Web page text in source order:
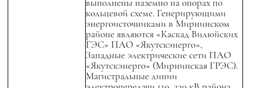
выполнены наземно на опорах по
кольцевой схеме. Генерирующими
энергоисточниками в Мирнинском
районе являются «Каскад Вилюйских
ГЭС» ПАО «Якутскэнерго»,
Западные электрические сети ПАО
«Якутскэнерго» (Мирнинская ГРЭС).
Магистральные линии